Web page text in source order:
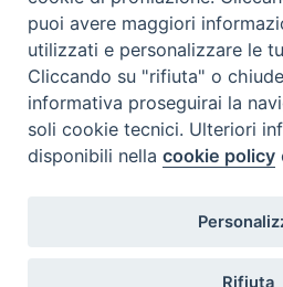
Contatti & Info
C.ne Aurelia, 50 – 00165 Roma
Contatti
Scrivi a: cnvf@chiesacattolica.it
puoi avere maggiori
utilizzati e personalizzare le
Cliccando su "rifiuta" o
informativa proseguirai la
soli cookie tecnici. Ulteriori
disponibili nellacookie policy
Rifiuta